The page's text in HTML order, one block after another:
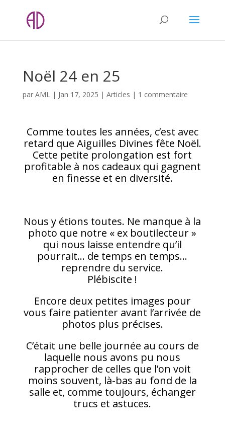
Noël 24 en 25
par AML| Jan 17, 2025 | Articles | 1 commentaire
Comme toutes les années, c’est avec
retard que Aiguilles Divines fête Noël.
Cette petite prolongation est fort
profitable à nos cadeaux qui gagnent
en finesse et en diversité.
Nous y étions toutes. Ne manque à la
photo que notre « ex boutilecteur »
qui nous laisse entendre qu’il
pourrait… de temps en temps…
reprendre du service.
Plébiscite !
Encore deux petites images pour
vous faire patienter avant l’arrivée de
photos plus précises.
C’était une belle journée au cours de
laquelle nous avons pu nous
rapprocher de celles que l’on voit
moins souvent, là-bas au fond de la
salle et, comme toujours, échanger
trucs et astuces.